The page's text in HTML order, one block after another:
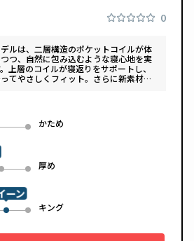
0
ルは、二層構造のポケットコイルが体
つ、自然に包み込むような寝心地を実
上層のコイルが寝返りをサポートし、
てやさしくフィット。さらに新素材
濯可能。清潔さと快適さの両方を追求
かため
4
4 厚め
5
5
ーン
キング
6